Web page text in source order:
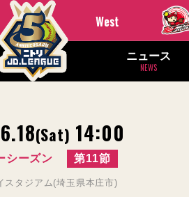
ニュース
NEWS
(Sat) 14:00
シーズン 第11節
スタジアム(埼玉県本庄市)